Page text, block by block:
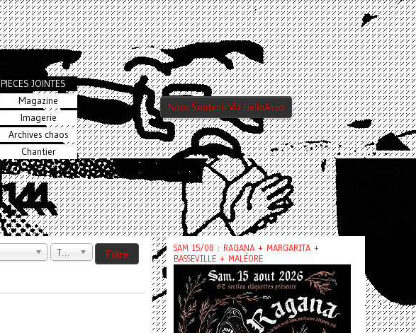
PIECES JOINTES
Magazine
Imagerie
Archives chaos
Chantier
Nous Soutenir Via HelloAsso
Tout Filtre
SAM 15/08 : RAGANA + MARGARITA +
BASSEVILLE + MALÉORE